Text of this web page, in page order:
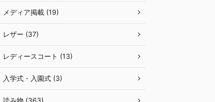
メディア掲載 (19)
レザー (37)
レディースコート (13)
入学式・入園式 (3)
読み物 (363)